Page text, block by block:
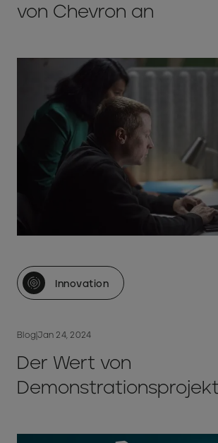
von Chevron an
Innovation
Blog |Jan 24, 2024
Der Wert von